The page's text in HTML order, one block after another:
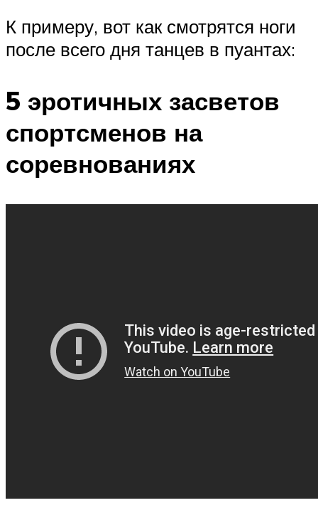
К примеру, вот как смотрятся ноги
после всего дня танцев в пуантах:
5 эротичных засветов
спортсменов на
соревнованиях